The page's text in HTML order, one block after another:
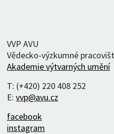
Archivy
VVP
VVP AVU
Vědecko-výzkumné
Akademie výtvarných umění
T: (+420) 220 408 252
E: vvp@avu.cz
facebook
instagram